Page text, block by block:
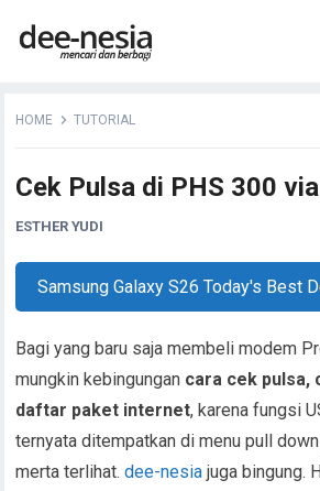
HOME TUTORIAL
Cek Pulsa di PHS 300
ESTHER YUDI
Samsung Galaxy S26 Today's Best
Bagi yang baru saja membeli modem
mungkin kebingungan cara cek pulsa,
daftar paket internet, karena fungsi
ternyata ditempatkan di menu pull
merta terlihat.dee-nesia juga bingung.